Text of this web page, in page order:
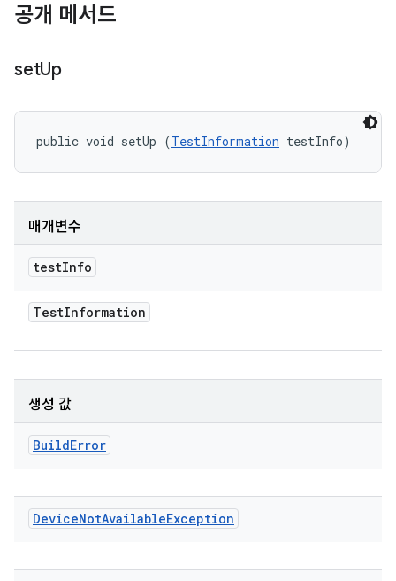
공개 메서드
setUp
public void setUp (TestInformation testInfo)
매개변수
testInfo
TestInformation
생성 값
BuildError
DeviceNotAvailableException